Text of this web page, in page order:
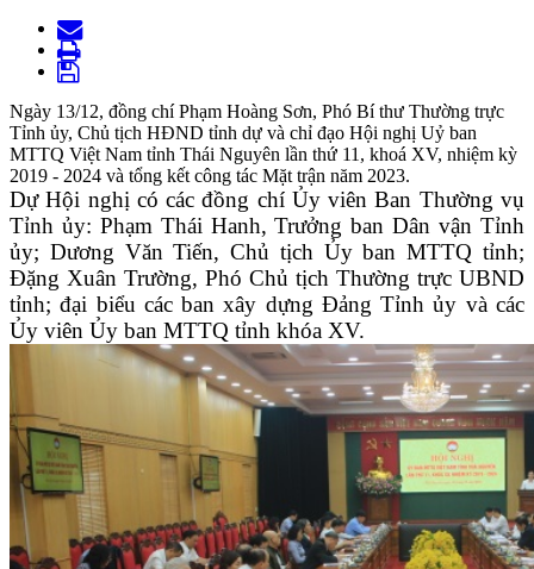
Ngày 13/12, đồng chí Phạm Hoàng Sơn, Phó Bí thư Thường trực
Tỉnh ủy, Chủ tịch HĐND tỉnh dự và chỉ đạo Hội nghị Uỷ ban
MTTQ Việt Nam tỉnh Thái Nguyên lần thứ 11, khoá XV, nhiệm kỳ
2019 - 2024 và tổng kết công tác Mặt trận năm 2023.
Dự Hội nghị có các đồng chí Ủy viên Ban Thường vụ
Tỉnh ủy: Phạm Thái Hanh, Trưởng ban Dân vận Tỉnh
ủy; Dương Văn Tiến, Chủ tịch Ủy ban MTTQ tỉnh;
Đặng Xuân Trường, Phó Chủ tịch Thường trực UBND
tỉnh; đại biểu các ban xây dựng Đảng Tỉnh ủy và các
Ủy viên Ủy ban MTTQ tỉnh khóa XV.